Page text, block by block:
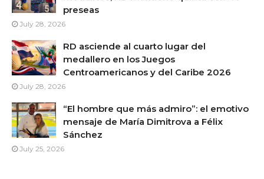
preseas
July 28, 2026
RD asciende al cuarto lugar del
medallero en los Juegos
Centroamericanos y del Caribe 2026
July 28, 2026
“El hombre que más admiro”: el emotivo
mensaje de María Dimitrova a Félix
Sánchez
July 25, 2026